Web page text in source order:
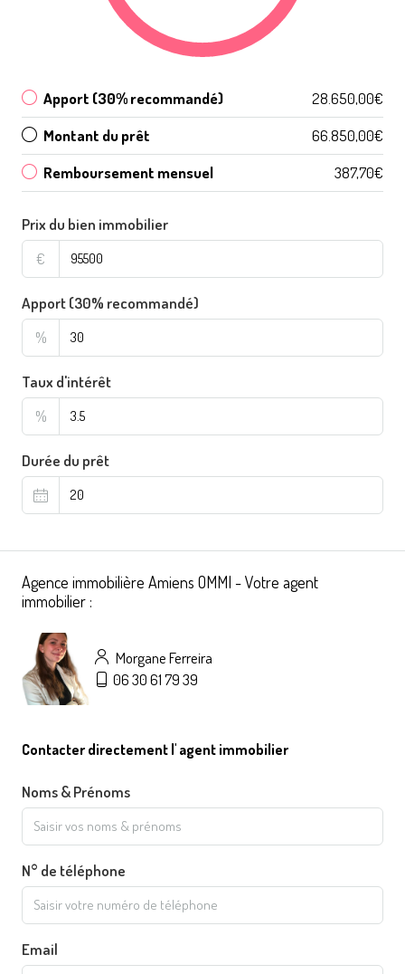
Apport (30% recommandé)
28.650,00€
Montant du prêt
66.850,00€
Remboursement mensuel
387,70€
Prix du bien immobilier
€
Apport (30% recommandé)
%
Taux d'intérêt
%
Durée du prêt
Agence immobilière Amiens OMMI - Votre agent
immobilier :
Morgane Ferreira
06 30 61 79 39
Contacter directement l' agent immobilier
Noms & Prénoms
N° de téléphone
Email